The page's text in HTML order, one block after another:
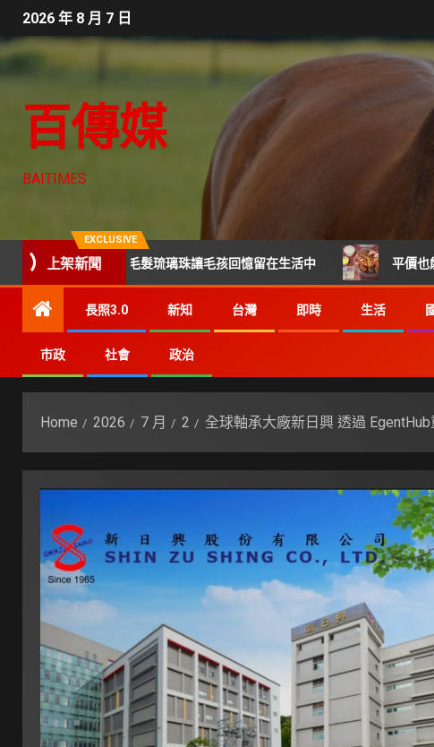
2026 年 8 月 7 日
百傳媒
BAITIMES
EXCLUSIVE
上架新聞
別後寄託 毛髮琉璃珠讓毛孩回憶留在生活中 平價也能吃到餐廳
長照3.0 新知 台灣 即時 生活
市政 社會 政治
Home 2026 7 月 2 全球軸承大廠新日興 透過